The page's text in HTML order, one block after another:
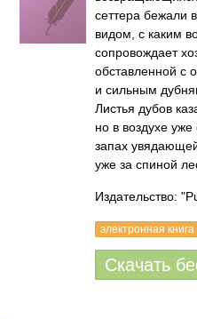
сеттера бежали
видом, с каким
сопровождает
обставленной с
и сильным
Листья дубов
но в воздухе
запах
уже за спиной
Издательство:
электронная книга
Скачать